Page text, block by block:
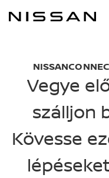
Vegye
szálljon
Kövesse